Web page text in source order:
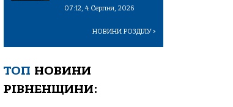
07:12, 4 Серпня, 2026
НОВИНИ РОЗДІЛУ>
ТОП НОВИНИ
РІВНЕНЩИНИ: